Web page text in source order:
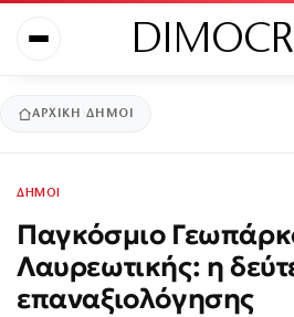
ΑΡΧΙΚΉ ΔΗΜΟΙ
ΔΗΜΟΙ
Παγκόσμιο
Λαυρεωτικής: η
επαναξιολόγησης